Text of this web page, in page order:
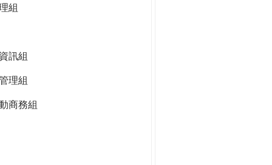
組
訊組
理組
商務組